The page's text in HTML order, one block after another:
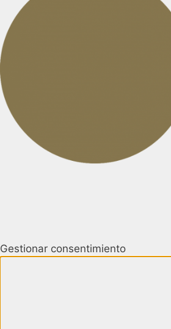
Gestionar consentimiento